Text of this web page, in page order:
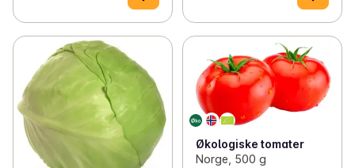
Økologiske tomater
Norge, 500 g